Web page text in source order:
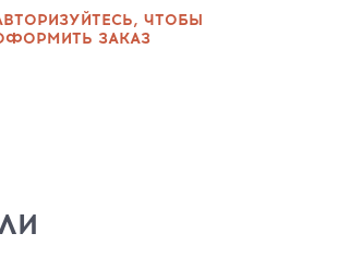
ЧТОБЫ
ЗАКАЗ